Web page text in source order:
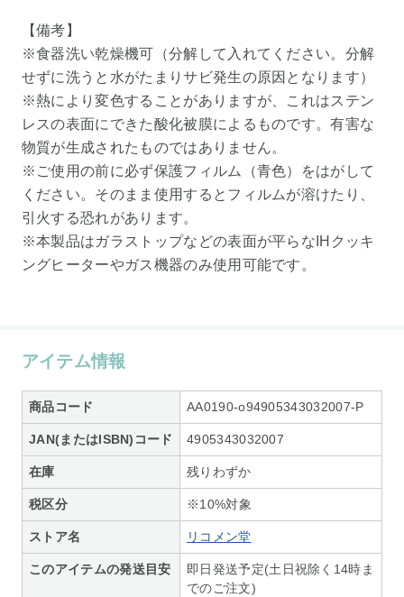
【備考】
※食器洗い乾燥機可（分解して入れてください。分解
せずに洗うと水がたまりサビ発生の原因となります）
※熱により変色することがありますが、これはステン
レスの表面にできた酸化被膜によるものです。有害な
物質が生成されたものではありません。
※ご使用の前に必ず保護フィルム（青色）をはがして
ください。そのまま使用するとフィルムが溶けたり、
引火する恐れがあります。
※本製品はガラストップなどの表面が平らなIHクッキ
ングヒーターやガス機器のみ使用可能です。
アイテム情報
商品コード AA0190-o94905343032007-P
JAN(またはISBN)コード 4905343032007
在庫 残りわずか
税区分 ※10%対象
ストア名 リコメン堂
このアイテムの発送目安
即日発送予定(土日祝除く14時ま
でのご注文)